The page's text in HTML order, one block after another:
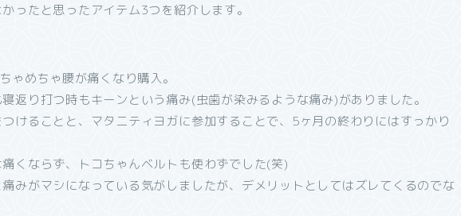
ったと思ったアイテム3つを紹介します。
ゃめちゃ腰が痛くなり購入。
返り打つ時もキーンという痛み(虫歯が染みるような痛み)がありました。
けることと、マタニティヨガに参加することで、5ヶ月の終わりにはすっかり
くならず、トコちゃんベルトも使わずでした(笑)
みがマシになっている気がしましたが、デメリットとしてはズレてくるのでな